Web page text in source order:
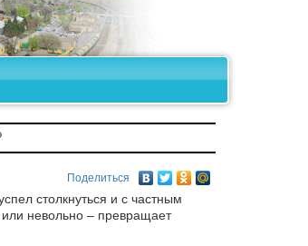
Поделиться
столкнуться и с частным
невольно – превращает